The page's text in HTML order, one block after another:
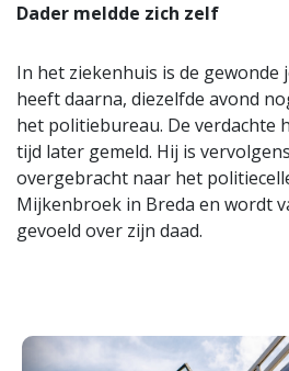
Dader meldde zich zelf
In het ziekenhuis is de gewonde
heeft daarna, diezelfde avond
het politiebureau. De verdachte
tijd later gemeld. Hij is
overgebracht naar het
Mijkenbroek in Breda en wordt
gevoeld over zijn daad.